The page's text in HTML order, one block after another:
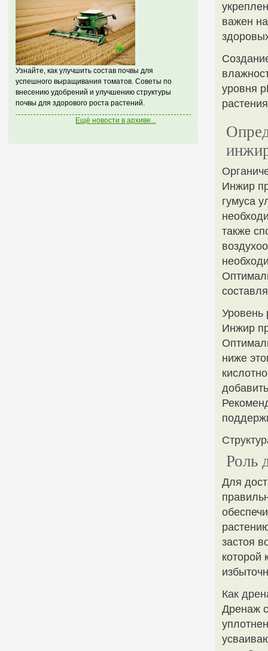
Узнайте, как улучшить состав почвы для
успешного выращивания томатов. Советы по
внесению удобрений и улучшению структуры
почвы для здорового роста растений.
Ещё новости в архиве...
важен
уровня
Инжир
гумуса
также
Уровень
Инжир
ниже
Роль
Для
застоя
которой
Как
Дренаж